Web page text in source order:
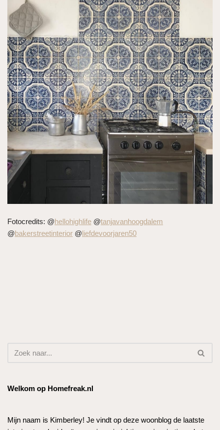
Fotocredits: @hellohighlife @tanjavanhoogdalem
@bakerstreetinterior @liefdevoorjaren50
Welkom op Homefreak.nl
Mijn naam is Kimberley! Je vindt op deze woonblog de laatste